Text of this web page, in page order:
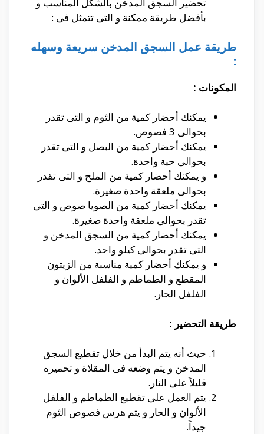
بأفضل طريقة ممكنة و التى تتمثل فى :
طريقة عمل السجق المدخن سريعة وسهله
:
المكونات :
يمكنك أحضار كمية من الثوم و التى تقدر
بحوالى 3 فصوص.
يمكنك أحضار كمية من البصل و التى تقدر
بحوالى حبة واحدة.
و يمكنك أحضار كمية من الملح و التى تقدر
بحوالى ملعقة واحدة صغيرة.
يمكنك أحضار كمية من الصويا صوص و التى
تقدر بحوالى ملعقة واحدة صغيرة.
يمكنك أحضار كمية من السجق المدخن و
التى تقدر بحوالى كيلو واحد.
و يمكنك أحضار كمية مناسبة من الزيتون
المقطع و الطماطم و الفلفل الألوان و
الفلفل الحار.
طريقة التحضير :
حيث أنه يتم البدأ من خلال تقطيع السجق
المدخن و يتم وضعه فى المقلاة و تحميره
قليلاً على النار.
يتم العمل على تقطيع الطماطم و الفلفل
الألوان و الحار و يتم هرس فصوص الثوم
جيداً.